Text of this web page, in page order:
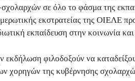
σε όλο το φάσμα της
εκστρατείας της ΟΙΕΛΕ
εκπαίδευση στην κοινωνία
εκδήλωση φιλοδοξούν να
χορηγών της κυβέρνησης